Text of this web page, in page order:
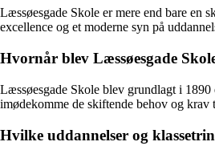
Læssøesgade Skole er mere end bare en
excellence og et moderne syn på
Hvornår blev Læssøesgade
Læssøesgade Skole blev grundlagt i
imødekomme de skiftende behov og
Hvilke uddannelser og